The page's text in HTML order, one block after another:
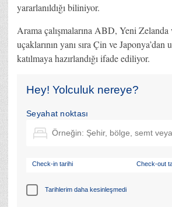
yararlanıldığı biliniyor.
Arama çalışmalarına ABD, Yeni
uçaklarının yanı sıra Çin ve Japonya’dan
katılmaya hazırlandığı ifade ediliyor.
Hey! Yolculuk nereye?
Seyahat noktası
Check-in tarihi Check-out
Tarihlerim daha kesinleşmedi